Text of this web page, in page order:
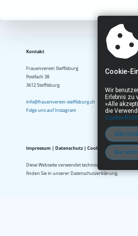
Kontakt
Frauenverein Steffisburg
Postfach 38
3612 Steffisburg
info@frauenverein-steffisburg.ch
Folge uns auf Instagram
Impressum | Datenschutz | Cookie‑Hinweis
Diese Webseite verwendet technisch notwendige
finden Sie in unserer Datenschutzerklärung.
Cookie-
Wir
Erlebnis zu
»Alle
die
Cookie-
Alle
Nur